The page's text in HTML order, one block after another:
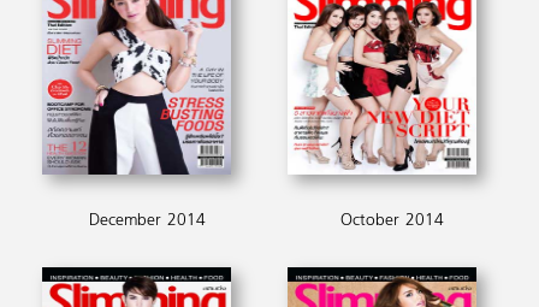
December 2014 October 2014